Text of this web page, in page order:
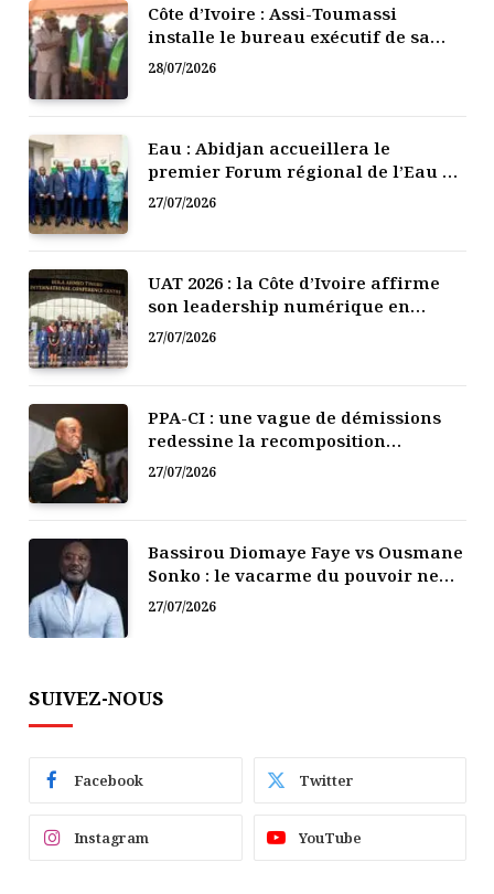
Côte d’Ivoire : Assi-Toumassi
installe le bureau exécutif de sa
mutuelle de développement
28/07/2026
Eau : Abidjan accueillera le
premier Forum régional de l’Eau de
l’Afrique de l’Ouest
27/07/2026
UAT 2026 : la Côte d’Ivoire affirme
son leadership numérique en
Afrique
27/07/2026
PPA-CI : une vague de démissions
redessine la recomposition
politique
27/07/2026
Bassirou Diomaye Faye vs Ousmane
Sonko : le vacarme du pouvoir ne
doit pas faire oublier les liens de la
Fraternité
27/07/2026
SUIVEZ-NOUS
Facebook Twitter
Instagram YouTube